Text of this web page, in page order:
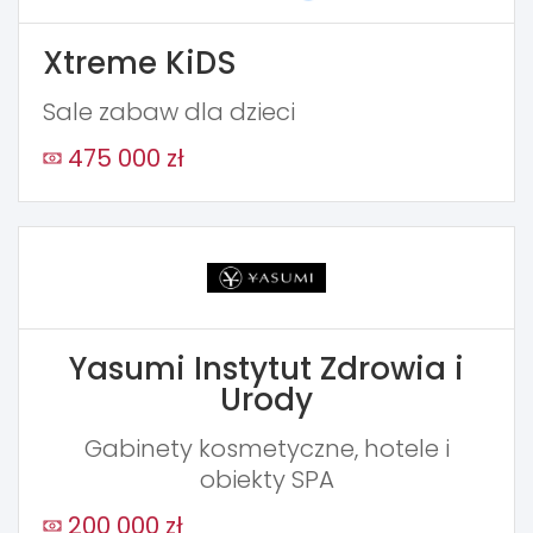
Xtreme KiDS
Sale zabaw dla dzieci
475 000 zł
Yasumi Instytut Zdrowia i
Urody
Gabinety kosmetyczne, hotele i
obiekty SPA
200 000 zł